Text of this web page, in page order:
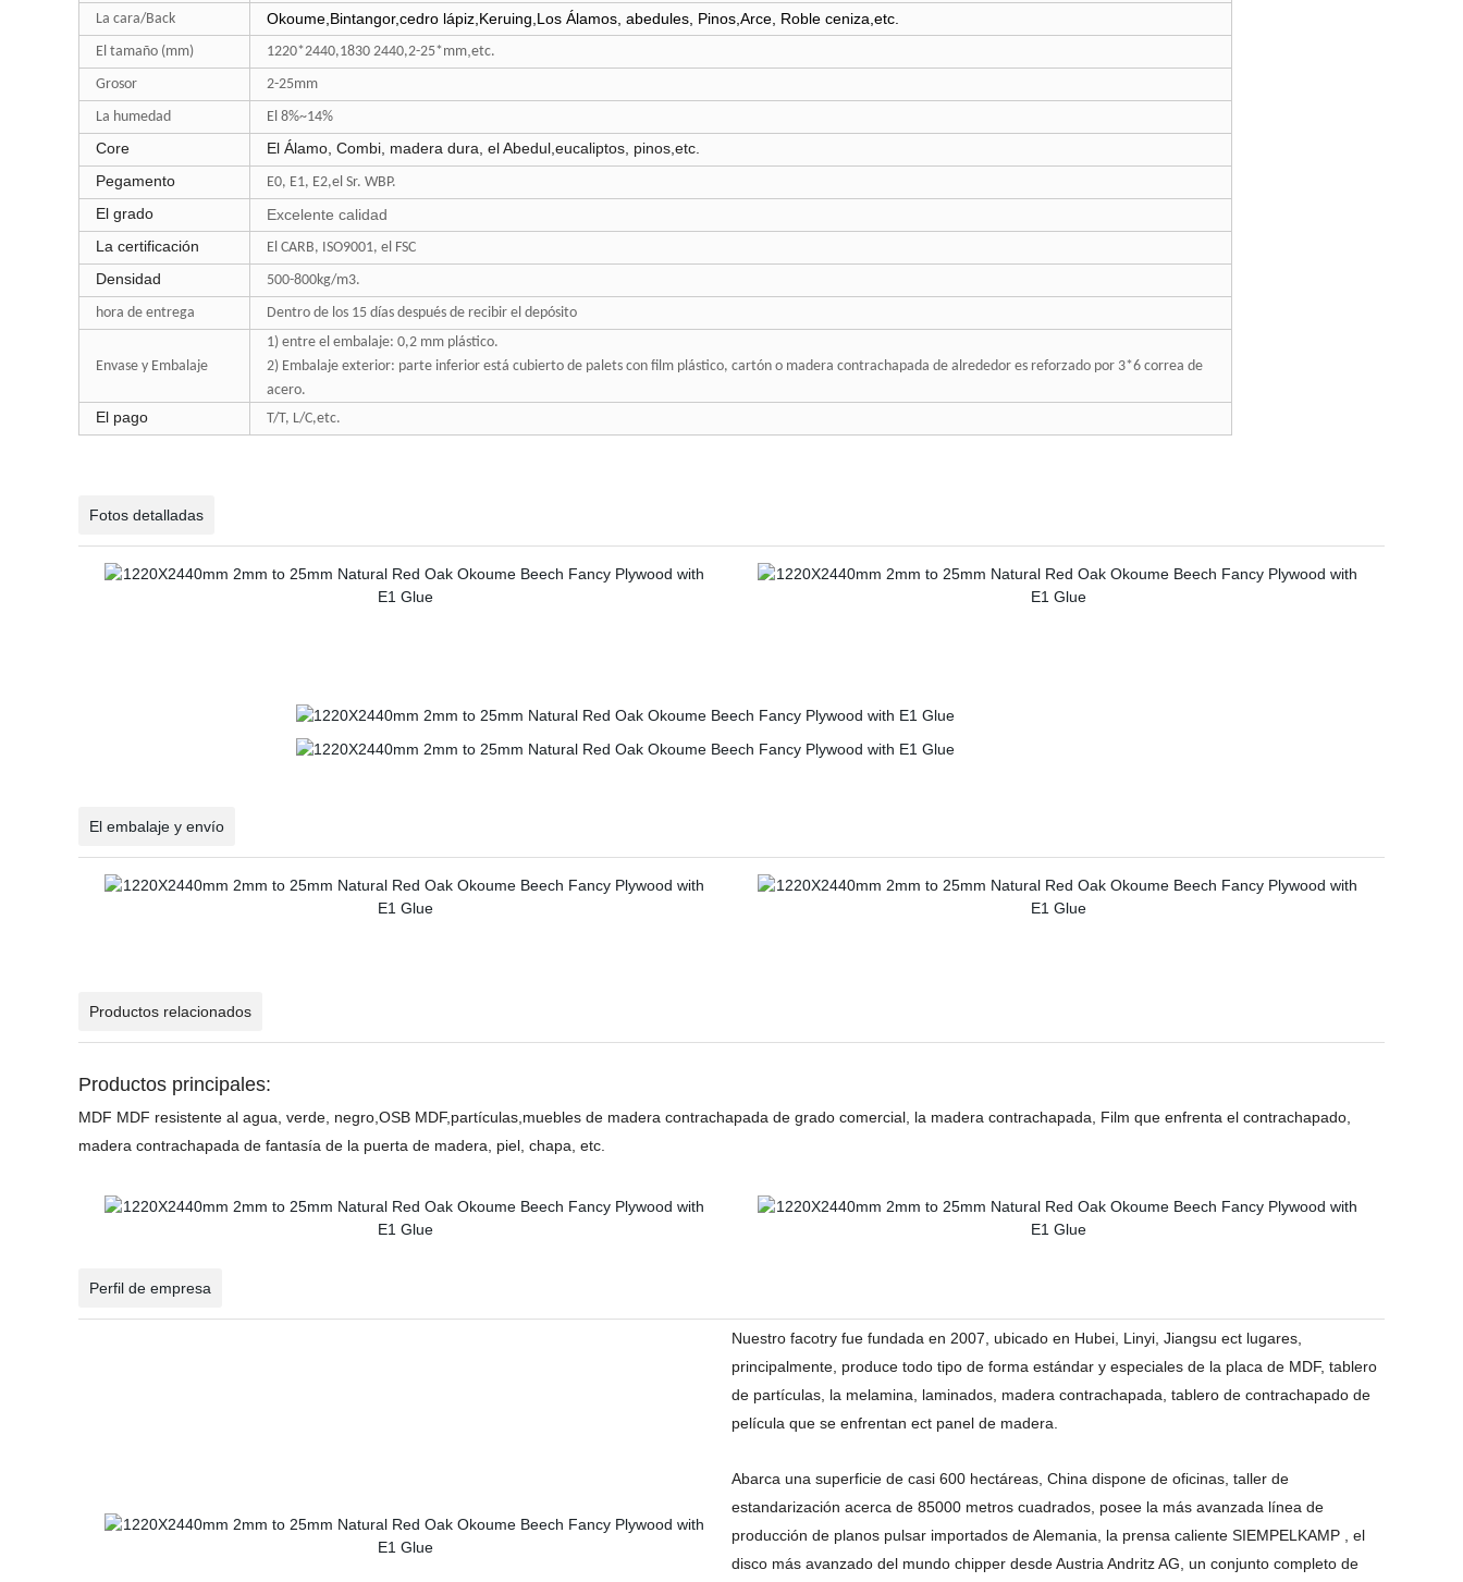
La cara/Back Okoume,Bintangor,cedro lápiz,Keruing,Los Álamos, abedules, Pinos,Arce, Roble ceniza,etc.
El tamaño (mm) 1220*2440,1830 2440,2-25*mm etc.
Grosor
2-25mm
La humedad
El 8%~14%
Core El Álamo, Combi, madera dura, el Abedul, eucaliptos, pinos, etc.
Pegamento
E0, E1, E2,el Sr. WBP.
El grado
Excelente calidad
La certificación
El CARB, ISO9001, el FSC
Densidad
500-800kg/m3.
hora de entrega
Dentro de los 15 días después de recibir el depósito
Envase y Embalaje
1) entre el embalaje: 0,2 mm plástico.
2) Embalaje exterior: parte inferior está cubierto de palets con film plástico, cartón o madera contrachapada de alrededor es reforzado por 3*6 correa de
acero.
El pago T/T, L/C,etc.
Fotos detalladas
El embalaje y envío
Productos relacionados
Productos principales:
MDF MDF resistente al agua, verde, negro,OSB MDF,partículas,muebles de madera contrachapada de grado comercial, la madera contrachapada, Film que enfrenta el contrachapado,
madera contrachapada de fantasía de la puerta de madera, piel, chapa, etc.
Perfil de empresa
Nuestro facotry fue fundada en 2007, ubicado en Hubei, Linyi, Jiangsu ect lugares,
principalmente, produce todo tipo de forma estándar y especiales de la placa de MDF, tablero
de partículas, la melamina, laminados, madera contrachapada, tablero de contrachapado de
película que se enfrentan ect panel de madera.
Abarca una superficie de casi 600 hectáreas, China dispone de oficinas, taller de
estandarización acerca de 85000 metros cuadrados, posee la más avanzada línea de
producción de planos pulsar importados de Alemania, la prensa caliente SIEMPELKAMP , el
disco más avanzado del mundo chipper desde Austria Andritz AG, un conjunto completo de